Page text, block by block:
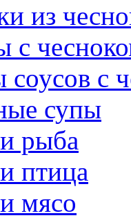
из
с
соусов с
супы
рыба
птица
мясо